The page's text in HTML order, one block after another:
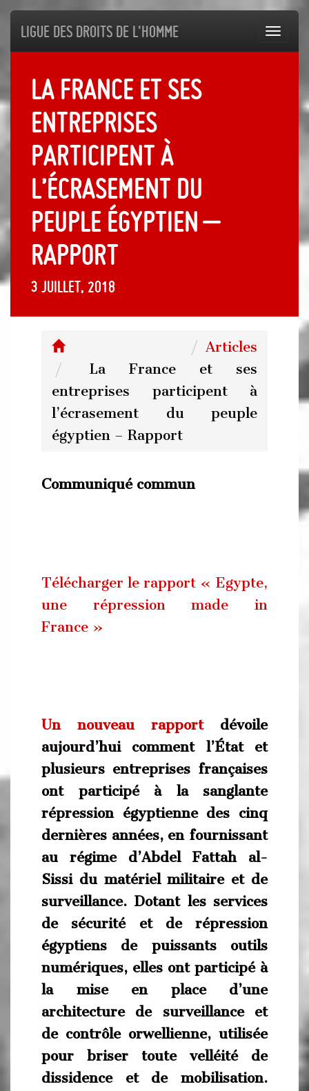
Ligue des droits de l'Homme
La France et ses
entreprises
participent à
l’écrasement du
peuple égyptien –
Rapport
3 juillet, 2018
Articles
La France et ses
entreprises participent à
l’écrasement du peuple
égyptien – Rapport
Communiqué commun
Télécharger le rapport « Egypte,
une répression made in
France »
Un nouveau rapportdévoile
aujourd’hui comment l’État et
plusieurs entreprises françaises
ont participé à la sanglante
répression égyptienne des cinq
dernières années, en fournissant
au régime d’Abdel Fattah al-
Sissi du matériel militaire et de
surveillance. Dotant les services
de sécurité et de répression
égyptiens de puissants outils
numériques, elles ont participé à
la mise en place d’une
architecture de surveillance et
de contrôle orwellienne, utilisée
pour briser toute velléité de
dissidence et de mobilisation.